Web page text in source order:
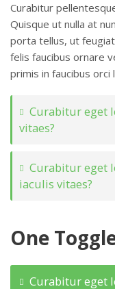
Curabitur
Quisque ut nulla at
porta tellus, ut
felis faucibus ornare
primis in faucibus orci
Curabitur eget
vitaes?
Curabitur eget
iaculis vitaes?
One
Curabitur eget